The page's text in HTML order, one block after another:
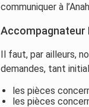
communiquer à
Accompagnateur
Il faut, par ailleurs,
demandes, tant
les pièces
les pièces